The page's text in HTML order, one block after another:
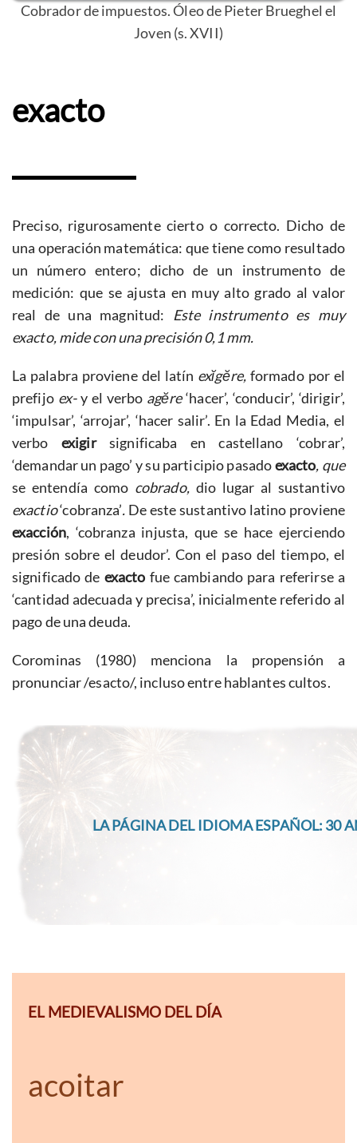
Cobrador de impuestos. Óleo de Pieter Brueghel el
Joven (s. XVII)
exacto
Preciso, rigurosamente cierto o correcto. Dicho de
una operación matemática: que tiene como resultado
un número entero; dicho de un instrumento de
medición: que se ajusta en muy alto grado al valor
real de una magnitud:
Este instrumento es muy
exacto, mide con una precisión 0,1 mm.
La palabra proviene del latín exĭgĕre, formado por el
prefijo ex-y el verbo agĕre‘hacer’, ‘conducir’, ‘dirigir’,
‘impulsar’, ‘arrojar’, ‘hacer salir’. En la Edad Media, el
verboexigirsignificaba en castellano ‘cobrar’,
‘demandar un pago’ y su participio pasadoexacto, que
se entendía como cobrado, dio lugar al sustantivo
exactio‘cobranza’. De este sustantivo latino proviene
exacción, ‘cobranza injusta, que se hace ejerciendo
presión sobre el deudor’. Con el paso del tiempo, el
significado de exacto fue cambiando para referirse a
‘cantidad adecuada y precisa’, inicialmente referido al
pago de una deuda.
Corominas (1980) menciona la propensión a
pronunciar /esacto/, incluso entre hablantes cultos.
LA PÁGINA DEL IDIOMA ESPAÑOL: 30
EL MEDIEVALISMO DEL DÍA
acoitar